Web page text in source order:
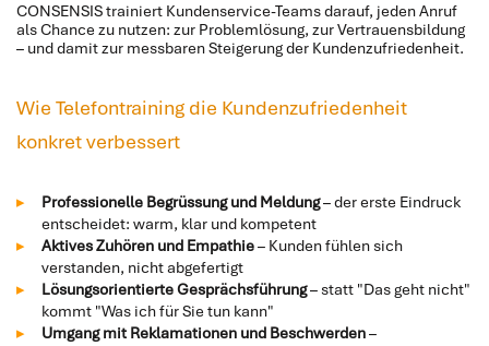
CONSENSIS trainiert Kundenservice-Teams darauf, jeden Anruf
als Chance zu nutzen: zur Problemlösung, zur Vertrauensbildung
– und damit zur messbaren Steigerung der Kundenzufriedenheit.
Wie Telefontraining die Kundenzufriedenheit
konkret verbessert
Professionelle Begrüssung und Meldung– der erste Eindruck
entscheidet: warm, klar und kompetent
Aktives Zuhören und Empathie– Kunden fühlen sich
verstanden, nicht abgefertigt
Lösungsorientierte Gesprächsführung– statt "Das geht nicht"
kommt "Was ich für Sie tun kann"
Umgang mit Reklamationen und Beschwerden–